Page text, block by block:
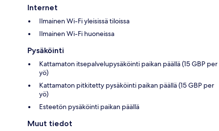
Internet
Ilmainen Wi-Fi yleisissä tiloissa
Ilmainen Wi-Fi huoneissa
Pysäköinti
Kattamaton itsepalvelupysäköinti paikan päällä (15 GBP per
yö)
Kattamaton pitkitetty pysäköinti paikan päällä (15 GBP per
yö)
Esteetön pysäköinti paikan päällä
Muut tiedot